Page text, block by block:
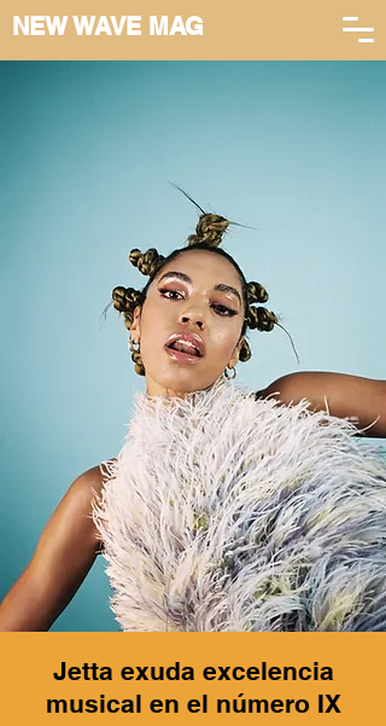
NEW WAVE MAG
Jetta exuda excelencia
musical en el número IX